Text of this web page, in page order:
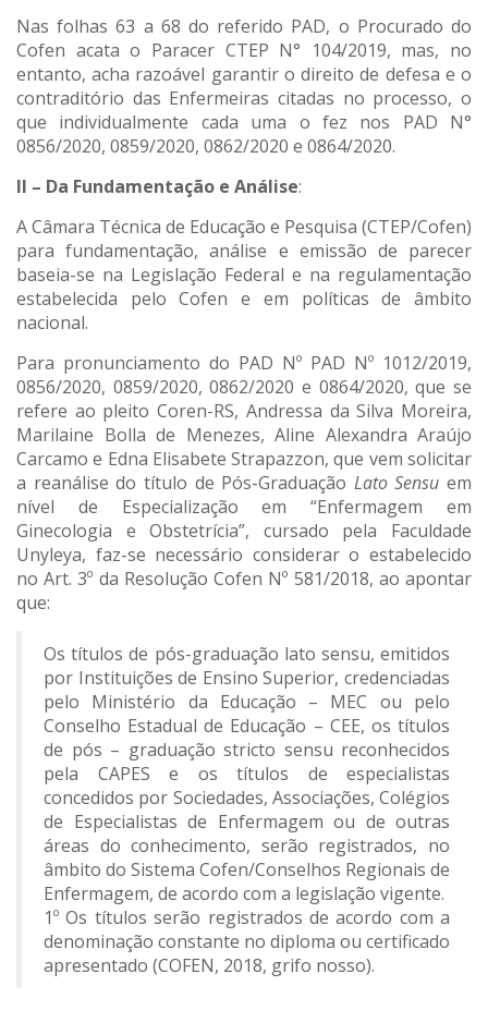
Nas folhas 63 a 68 do referido PAD, o Procurado do
Cofen acata o Paracer CTEP N° 104/2019, mas, no
entanto, acha razoável garantir o direito de defesa e o
contraditório das Enfermeiras citadas no processo, o
que individualmente cada uma o fez nos PAD N°
0856/2020, 0859/2020, 0862/2020 e 0864/2020.
II – Da Fundamentação e Análise:
A Câmara Técnica de Educação e Pesquisa (CTEP/Cofen)
para fundamentação, análise e emissão de parecer
baseia-se na Legislação Federal e na regulamentação
estabelecida pelo Cofen e em políticas de âmbito
nacional.
Para pronunciamento do PAD Nº PAD Nº 1012/2019,
0856/2020, 0859/2020, 0862/2020 e 0864/2020, que se
refere ao pleito Coren-RS, Andressa da Silva Moreira,
Marilaine Bolla de Menezes, Aline Alexandra Araújo
Carcamo e Edna Elisabete Strapazzon, que vem solicitar
a reanálise do título de Pós-Graduação Lato Sensu em
nível de Especialização em “Enfermagem em
Ginecologia e Obstetrícia”, cursado pela Faculdade
Unyleya, faz-se necessário considerar o estabelecido
no Art. 3º da Resolução Cofen Nº 581/2018, ao apontar
que:
Os títulos de pós-graduação lato sensu, emitidos
por Instituições de Ensino Superior, credenciadas
pelo Ministério da Educação – MEC ou pelo
Conselho Estadual de Educação – CEE, os títulos
de pós – graduação stricto sensu reconhecidos
pela CAPES e os títulos de especialistas
concedidos por Sociedades, Associações, Colégios
de Especialistas de Enfermagem ou de outras
áreas do conhecimento, serão registrados, no
âmbito do Sistema Cofen/Conselhos Regionais de
Enfermagem, de acordo com a legislação vigente.
1º Os títulos serão registrados de acordo com a
denominação constante no diploma ou certificado
apresentado (COFEN, 2018, grifo nosso).